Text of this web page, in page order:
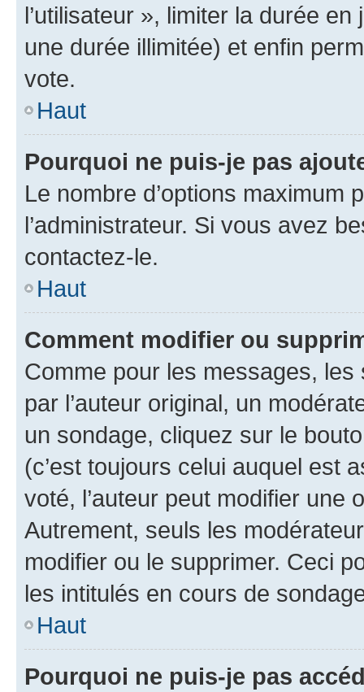
l’utilisateur », limiter la durée
une durée illimitée) et enfin
vote.
Haut
Pourquoi ne puis-je pas
Le nombre d’options maximum
l’administrateur. Si vous avez
contactez-le.
Haut
Comment modifier ou
Comme pour les messages,
par l’auteur original, un
un sondage, cliquez sur le
(c’est toujours celui auquel est
voté, l’auteur peut modifier une
Autrement, seuls les
modifier ou le supprimer. Ceci
les intitulés en cours de
Haut
Pourquoi ne puis-je pas